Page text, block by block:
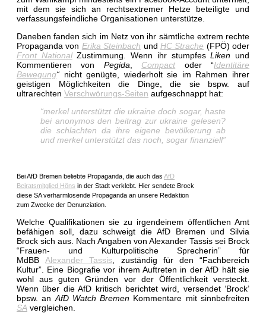
mit dem sie sich an rechtsextremer Hetze beteiligte und
verfassungsfeindliche Organisationen unterstütze.
Daneben fanden sich im Netz von ihr sämtliche extrem rechte
Propaganda von Erika Steinbach und HC Strache (FPÖ) oder
Front NationalZustimmung. Wenn ihr stumpfesLiken und
Kommentieren von Pegida Compact oder “Identitäre
Bewegung“ nicht genügte, wiederholt sie im Rahmen ihrer
geistigen Möglichkeiten die Dinge, die sie bspw. auf
ultrarechten Verschwörungs-Seiten aufgeschnappt hat:
“merkel unterstützt die ukraine doch sogar, haste
bei anonymos den beitrag zur ukraine gelesen?
die schlachten da ihre eigene bevölkerung ab
und merkel unterstützt das noch, sogar finanziell”
Bei AfD Bremen beliebte Propaganda, die auch das AfD
Beiratsmitglied Höns in der Stadt verklebt. Hier sendete Brock
diese SA verharmlosende Propaganda an unsere Redaktion
zum Zwecke der Denunziation.
Welche Qualifikationen sie zu irgendeinem öffentlichen Amt
befähigen soll, dazu schweigt die AfD Bremen und Silvia
Brock sich aus. Nach Angaben von Alexander Tassis sei Brock
“Frauen- und Kulturpolitische Sprecherin” für
MdBBAlexander Tassis , zuständig für den “Fachbereich
Kultur”. Eine Biografie vor ihrem Auftreten in der AfD hält sie
wohl aus guten Gründen vor der Öffentlichkeit versteckt.
Wenn über die AfD kritisch berichtet wird, versendet ‘Brock’
bpsw. an AfD Watch Bremen Kommentare mit sinnbefreiten
SA vergleichen.